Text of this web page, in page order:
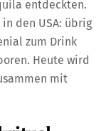
entdeckten.
den USA: übrig
zum Drink
Heute wird
mit